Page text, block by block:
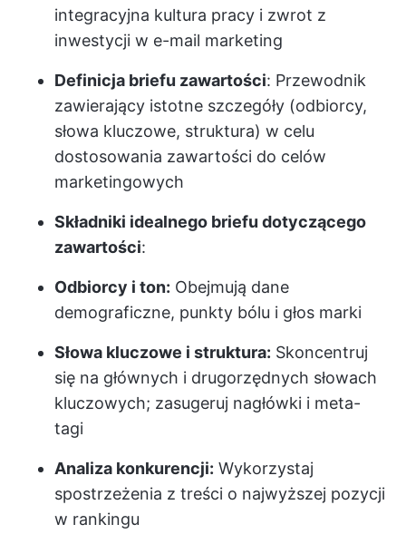
integracyjna kultura pracy i zwrot z
inwestycji w e-mail marketing
Definicja briefu zawartości: Przewodnik
zawierający istotne szczegóły (odbiorcy,
słowa kluczowe, struktura) w celu
dostosowania zawartości do celów
marketingowych
Składniki idealnego briefu dotyczącego
zawartości:
Odbiorcy i ton: Obejmują dane
demograficzne, punkty bólu i głos marki
Słowa kluczowe i struktura: Skoncentruj
się na głównych i drugorzędnych słowach
kluczowych; zasugeruj nagłówki i meta-
tagi
Analiza konkurencji: Wykorzystaj
spostrzeżenia z treści o najwyższej pozycji
w rankingu